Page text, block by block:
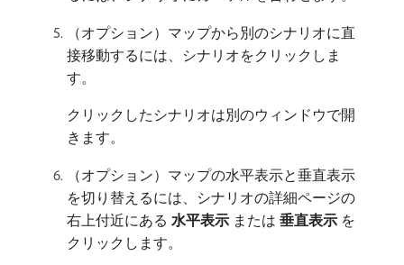
（オプション）マップから別のシナリオに直
接移動するには、シナリオをクリックしま
す。
クリックしたシナリオは別のウィンドウで開
きます。
（オプション）マップの水平表示と垂直表示
を切り替えるには、シナリオの詳細ページの
右上付近にある​ 水平表示 ​または​ 垂直表示 ​を
クリックします。